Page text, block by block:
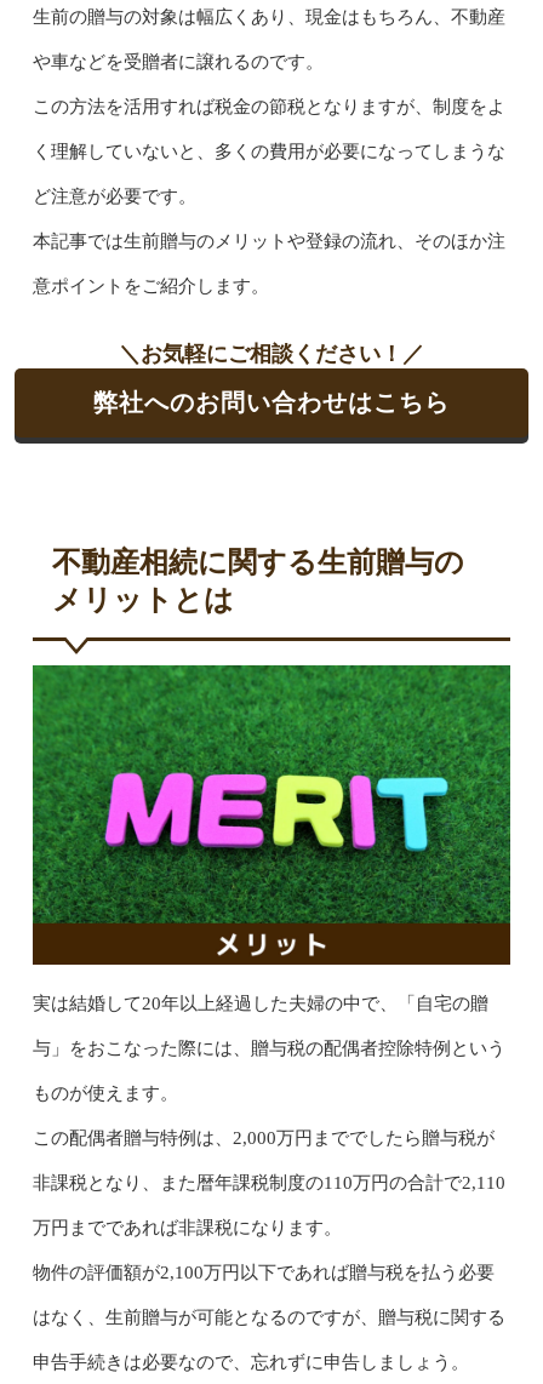
生前の贈与の対象は幅広くあり、現金はもちろん、不動産
や車などを受贈者に譲れるのです。
この方法を活用すれば税金の節税となりますが、制度をよ
く理解していないと、多くの費用が必要になってしまうな
ど注意が必要です。
本記事では生前贈与のメリットや登録の流れ、そのほか注
意ポイントをご紹介します。
＼お気軽にご相談ください！／
弊社へのお問い合わせはこちら
不動産相続に関する生前贈与の
メリットとは
実は結婚して20年以上経過した夫婦の中で、「自宅の贈
与」をおこなった際には、贈与税の配偶者控除特例という
ものが使えます。
この配偶者贈与特例は、2,000万円まででしたら贈与税が
非課税となり、また暦年課税制度の110万円の合計で2,110
万円までであれば非課税になります。
物件の評価額が2,100万円以下であれば贈与税を払う必要
はなく、生前贈与が可能となるのですが、贈与税に関する
申告手続きは必要なので、忘れずに申告しましょう。